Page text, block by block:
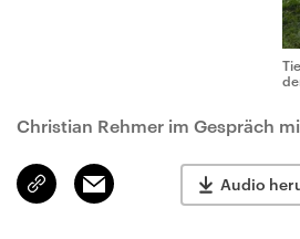
Christian Rehmer im Gespräch
Link
kopieren/teilen
Email Audio